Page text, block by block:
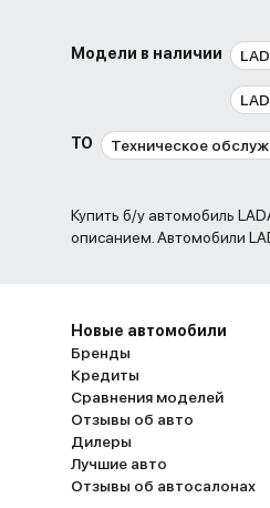
Модели в наличии
ТО Техническое
Купить б/у автомобиль LADA (ВАЗ) в Уфе по цене от 155
описанием. Автомобили
Новые автомобили
Бренды
Кредиты
Сравнения моделей
Отзывы об авто
Дилеры
Лучшие авто
Отзывы об автосалонах